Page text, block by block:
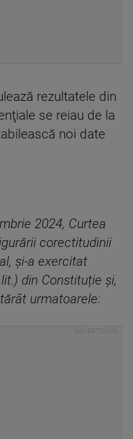
rezultatele din
se reiau de la
noi date
2024, Curtea
corectitudinii
şi-a exercitat
din Constituție și,
urmatoarele: